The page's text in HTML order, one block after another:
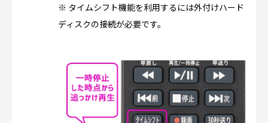
※ タイムシフト機能を利用するには外付けハード
ディスクの接続が必要です。